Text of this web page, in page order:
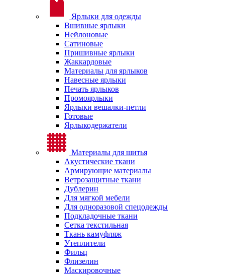
Ярлыки для одежды
Вшивные ярлыки
Нейлоновые
Сатиновые
Пришивные ярлыки
Жаккардовые
Материалы для ярлыков
Навесные ярлыки
Печать ярлыков
Промоярлыки
Ярлыки вешалки-петли
Готовые
Ярлыкодержатели
Материалы для шитья
Акустические ткани
Армирующие материалы
Ветрозащитные ткани
Дублерин
Для мягкой мебели
Для одноразовой спецодежды
Подкладочные ткани
Сетка текстильная
Ткань камуфляж
Утеплители
Фильц
Флизелин
Маскировочные